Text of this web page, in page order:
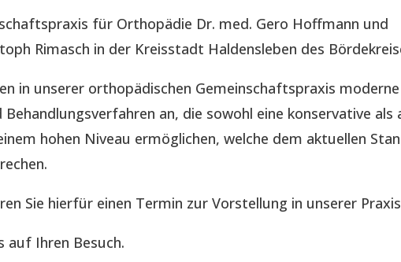
für Orthopädie Dr. med. Gero Hoffmann und
Rimasch in der Kreisstadt Haldensleben des
in unserer orthopädischen Gemeinschaftspraxis
Behandlungsverfahren an, die sowohl eine konservative als
hohen Niveau ermöglichen, welche dem aktuellen
Sie hierfür einen Termin zur Vorstellung in unserer
auf Ihren Besuch.